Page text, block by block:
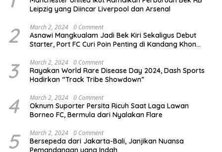
Leipzig yang Diincar Liverpool dan Arsenal
2 March 2, 2024 0 Comment
Asnawi Mangkualam Jadi Bek Kiri Sekaligus Debut
Starter, Port FC Curi Poin Penting di Kandang Khon
3 March 2, 2024 0 Comment
Rayakan World Rare Disease Day 2024, Dash Sports
Hadirkan “Track Tribe Showdown”
4 March 2, 2024 0 Comment
Oknum Suporter Persita Ricuh Saat Laga Lawan
Borneo FC, Bermula dari Nyalakan Flare
5 March 2, 2024 0 Comment
Bersepeda dari Jakarta-Bali, Janjikan Nuansa
Pemandangan yang Indah